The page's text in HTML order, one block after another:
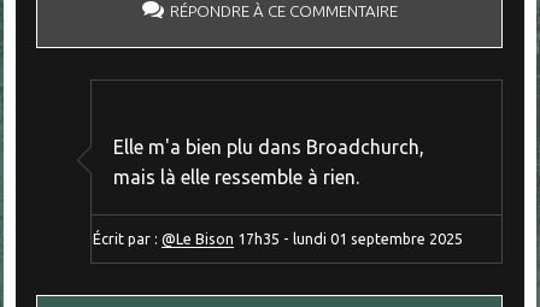
RÉPONDRE À CE COMMENTAIRE
Elle m'a bien plu dans Broadchurch,
mais là elle ressemble à rien.
Écrit par :@Le Bison 17h35 -lundi 01 septembre 2025